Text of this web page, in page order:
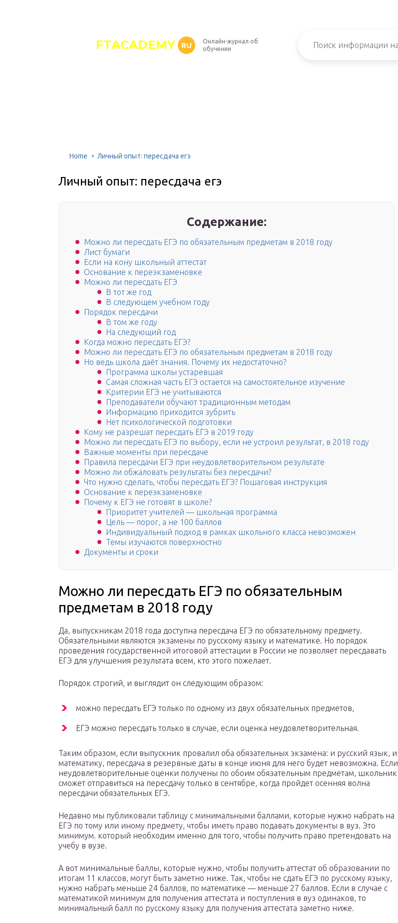
FTACADEMY RU
Онлайн-журнал об
обучении
Home Личный опыт: пересдача егэ
Личный опыт: пересдача егэ
Содержание:
Можно ли пересдать ЕГЭ по обязательным предметам в 2018 году
Лист бумаги
Если на кону школьный аттестат
Основание к переэкзаменовке
Можно ли пересдать ЕГЭ
В тот же год
В следующем учебном году
Порядок пересдачи
В том же году
На следующий год
Когда можно пересдать ЕГЭ?
Можно ли пересдать ЕГЭ по обязательным предметам в 2018 году
Но ведь школа даёт знания. Почему их недостаточно?
Программа школы устаревшая
Самая сложная часть ЕГЭ остается на самостоятельное изучение
Критерии ЕГЭ не учитываются
Преподаватели обучают традиционным методам
Информацию приходится зубрить
Нет психологической подготовки
Кому не разрешат пересдать ЕГЭ в 2019 году
Можно ли пересдать ЕГЭ по выбору, если не устроил результат, в 2018 году
Важные моменты при пересдаче
Правила пересдачи ЕГЭ при неудовлетворительном результате
Можно ли обжаловать результаты без пересдачи?
Что нужно сделать, чтобы пересдать ЕГЭ? Пошаговая инструкция
Основание к переэкзаменовке
Почему к ЕГЭ не готовят в школе?
Приоритет учителей — школьная программа
Цель — порог, а не 100 баллов
Индивидуальный подход в рамках школьного класса невозможен
Темы изучаются поверхностно
Документы и сроки
Можно ли пересдать ЕГЭ по обязательным
предметам в 2018 году
Да, выпускникам 2018 года доступна пересдача ЕГЭ по обязательному предмету.
Обязательными являются экзамены по русскому языку и математике. Но порядок
проведения государственной итоговой аттестации в России не позволяет пересдавать
ЕГЭ для улучшения результата всем, кто этого пожелает.
Порядок строгий, и выглядит он следующим образом:
можно пересдать ЕГЭ только по одному из двух обязательных предметов,
ЕГЭ можно пересдать только в случае, если оценка неудовлетворительная.
Таким образом, если выпускник провалил оба обязательных экзамена: и русский язык, и
математику, пересдача в резервные даты в конце июня для него будет невозможна. Если
неудовлетворительные оценки получены по обоим обязательным предметам, школьник
сможет отправиться на пересдачу только в сентябре, когда пройдет осенняя волна
пересдачи обязательных ЕГЭ.
Недавно мы публиковали таблицу с минимальными баллами, которые нужно набрать на
ЕГЭ по тому или иному предмету, чтобы иметь право подавать документы в вуз. Это
минимум. который необходим именно для того, чтобы получить право претендовать на
учебу в вузе.
А вот минимальные баллы, которые нужно, чтобы получить аттестат об образовании по
итогам 11 классов, могут быть заметно ниже. Так, чтобы не сдать ЕГЭ по русскому языку,
нужно набрать меньше 24 баллов, по математике — меньше 27 баллов. Если в случае с
математикой минимум для получения аттестата и поступления в вуз одинаков, то
минимальный балл по русскому языку для получения аттестата заметно ниже.